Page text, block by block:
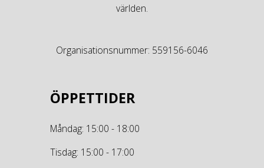
världen.
Organisationsnummer: 559156-6046
ÖPPETTIDER
Måndag: 15:00 - 18:00
Tisdag: 15:00 - 17:00